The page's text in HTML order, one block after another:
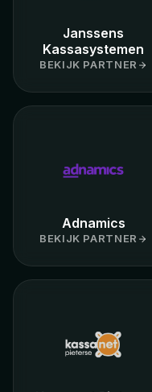
Janssens
Kassasystemen
BEKIJK PARTNER
Adnamics
BEKIJK PARTNER